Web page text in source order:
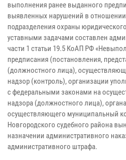
выполнения ранее выданного
выявленных нарушений в
подразделения охраны
уставными задачами составлен
части 1 статьи 19.5 КоАП РФ
предписания (постановления,
(должностного лица),
надзор (контроль), организации
с федеральными законами на
надзора (должностного лица),
осуществляющего муниципальный
Новгородского судебного района
назначении административного
административного штрафа.